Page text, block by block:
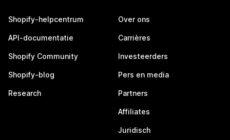
Shopify-helpcentrum
API-documentatie
Shopify Community
Shopify-blog
Research
Over ons
Carrières
Investeerders
Pers en media
Partners
Affiliates
Juridisch